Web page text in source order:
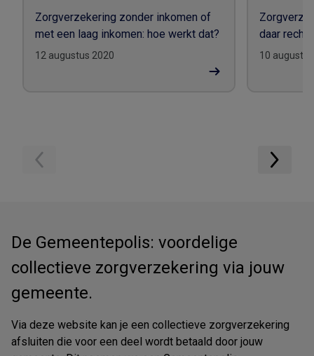
Zorgverzekering zonder inkomen of
met een laag inkomen: hoe werkt dat?
12 augustus 2020
daar recht
10
De Gemeentepolis: voordelige
collectieve zorgverzekering via jouw
gemeente.
Via deze website kan je een collectieve zorgverzekering
afsluiten die voor een deel wordt betaald door jouw